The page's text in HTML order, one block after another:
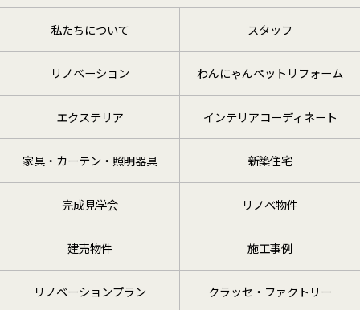
私たちについて スタッフ
リノベーション わんにゃんペットリフォーム
エクステリア インテリアコーディネート
家具・カーテン・照明器具 新築住宅
完成見学会 リノベ物件
建売物件 施工事例
リノベーションプラン クラッセ・ファクトリー